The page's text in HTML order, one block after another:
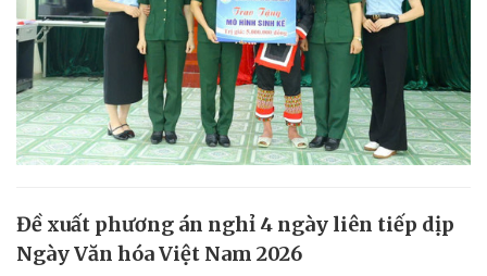
Đề xuất phương án nghỉ 4 ngày liên tiếp dịp
Ngày Văn hóa Việt Nam 2026